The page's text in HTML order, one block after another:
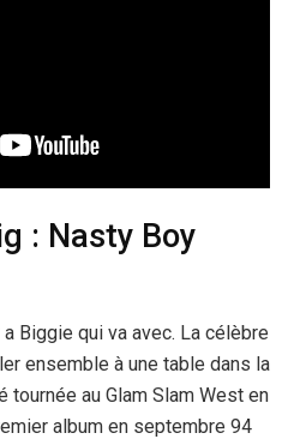
: Nasty Boy
Biggie qui va avec. La célèbre
ensemble à une table dans la
tournée au Glam Slam West en
album en septembre 94